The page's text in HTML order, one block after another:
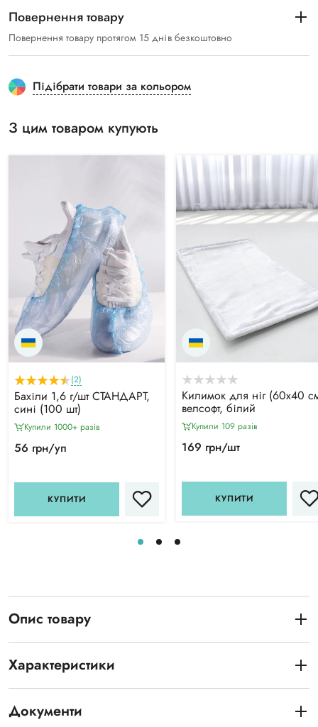
Повернення товару
Повернення товару протягом 15 днів безкоштовно
Підібрати товари за кольором
З цим товаром купують
(2)
Бахіли 1,6 г/шт СТАНДАРТ,
сині (100 шт)
Купили 1000+ разiв
56 грн/уп
КУПИТИ
Килимок для ніг (60х40
велсофт, білий
Купили 109 разiв
169 грн/шт
КУПИТИ
Опис товару
Характеристики
Документи